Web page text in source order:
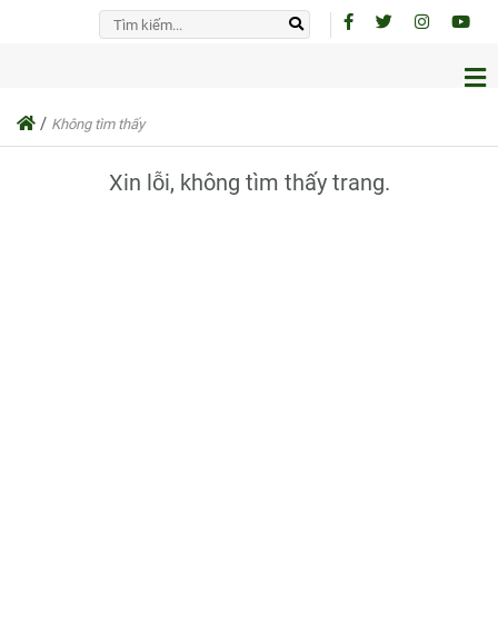
/ Không tìm thấy
Xin lỗi, không tìm thấy trang.